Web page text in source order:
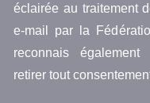
éclairée au traitement
e-mail par la
reconnais
retirer tout